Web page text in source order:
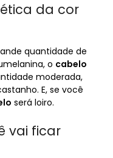
da cor
quantidade de
o cabelo
moderada,
E, se você
será loiro.
vai ficar